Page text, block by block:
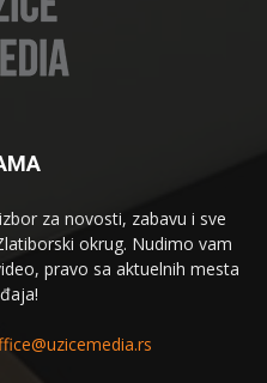
za novosti, zabavu i sve
okrug. Nudimo vam
pravo sa aktuelnih mesta